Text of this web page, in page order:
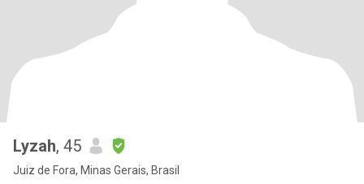
Lyzah, 45
Juiz de Fora, Minas Gerais, Brasil